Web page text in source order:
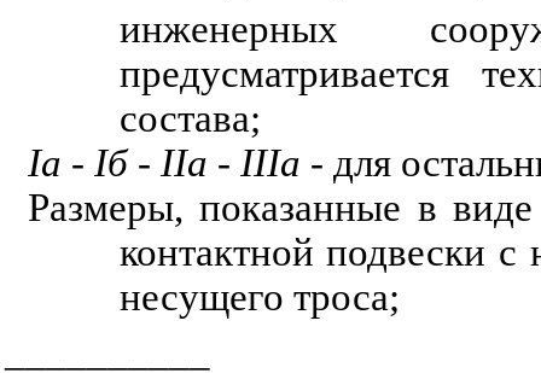
инженерных
предусматривается
состава;
Iа - Iб - IIа - IIIa - для
Размеры, показанные в
контактной подвески
несущего троса;